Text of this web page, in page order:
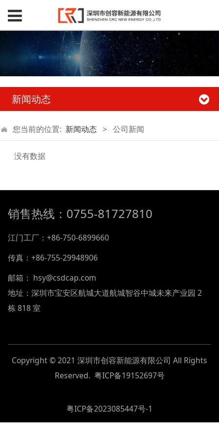
新闻动态
您当前的位置: 新闻动态 > 公司新闻
没有数据
销售热线：0755-81727810
江门工厂：+86-750-6899660
传真：+86-755-29948906
邮箱： hsy@csdcap.com
地址：深圳市宝安区航城大道航城智谷中城未来产业园 2
栋 818 室
Copyright © 2021 深圳市创容新能源有限公司 All Rights
Reserved. 粤ICP备19152697号
粤ICP备2023085447号-1